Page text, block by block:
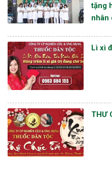
tặng
nhân
Lì xì
THƯ